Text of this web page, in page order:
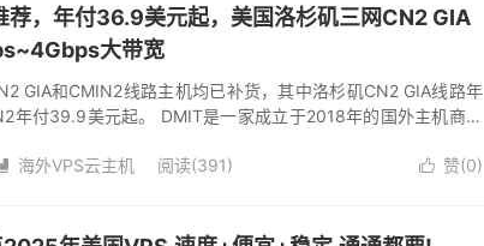
，年付36.9美元起，美国洛杉矶三网CN2 GIA
大带宽
GIA和CMIN2线路主机均已补货，其中洛杉矶CN2 GIA线路年
年付39.9美元起。 DMIT是一家成立于2018年的国外主机商，
 赞(0)
海外VPS云主机 阅读(391)